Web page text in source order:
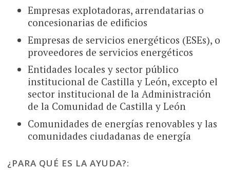
Empresas explotadoras, arrendatarias o
concesionarias de edificios
Empresas de servicios energéticos (ESEs), o
proveedores de servicios energéticos
Entidades locales y sector público
institucional de Castilla y León, excepto el
sector institucional de la Administración
de la Comunidad de Castilla y León
Comunidades de energías renovables y las
comunidades ciudadanas de energía
¿PARA QUÉ ES LA AYUDA?: